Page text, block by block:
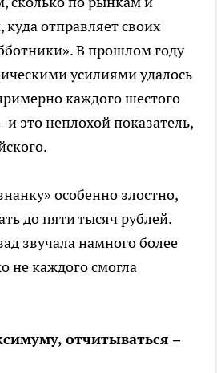
отправляет своих
В прошлом году
усилиями удалось
каждого шестого
это неплохой показатель,
особенно злостно,
до пяти тысяч рублей.
звучала намного более
не каждого смогла
отчитываться –